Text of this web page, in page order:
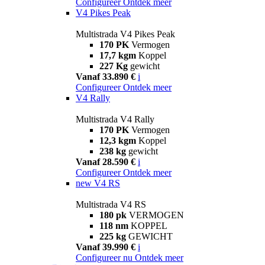
V4 Pikes Peak
Multistrada V4 Pikes Peak
170 PK Vermogen
17,7 kgm Koppel
227 Kg gewicht
Vanaf 33.890 € i
Configureer Ontdek meer
V4 Rally
Multistrada V4 Rally
170 PK Vermogen
12,3 kgm Koppel
238 kg gewicht
Vanaf 28.590 € i
Configureer Ontdek meer
new V4 RS
Multistrada V4 RS
180 pk VERMOGEN
118 nm KOPPEL
225 kg GEWICHT
Vanaf 39.990 € i
Configureer nu Ontdek meer